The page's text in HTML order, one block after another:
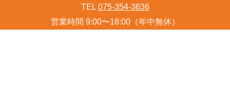
TEL 075-354-3636
営業時間 9:00〜18:00（年中無休）